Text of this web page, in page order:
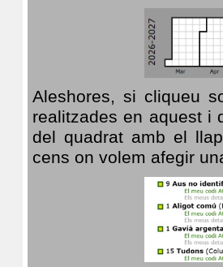
Aleshores, si cliqueu
realitzades en aquest i
del quadrat amb el
cens on volem afegir